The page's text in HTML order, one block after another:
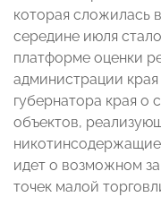
которая сложилась
середине июля
платформе оценки
администрации
губернатора края о
объектов,
никотинсодержащие
идет о возможном
точек малой